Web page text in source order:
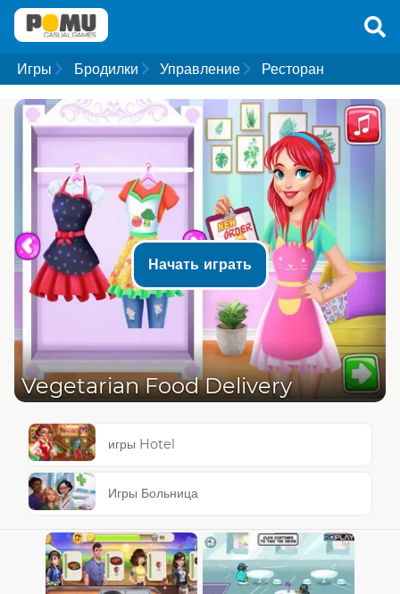
Игры Бродилки Управление Ресторан
Начать играть
Vegetarian Food Delivery
игры Hotel
Игры Больница